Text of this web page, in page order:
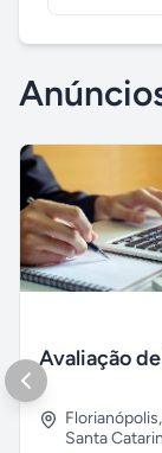
Avaliação
Florianópolis,
Santa